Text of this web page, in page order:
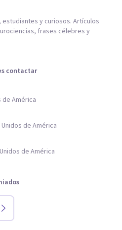
y curiosos. Artículos
frases célebres y
contactar
de América
de América
de América